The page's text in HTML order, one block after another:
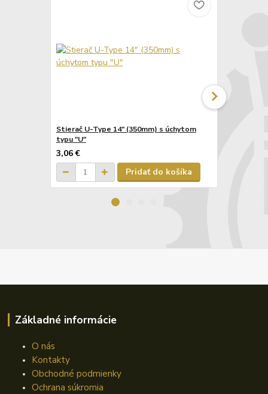
Stierač U-Type 14" (350mm) s úchytom
typu "U"
3,06 €
Pridať do košíka
Základné informácie
O nás
Kontakty
Obchodné podmienky
Ochrana súkromia